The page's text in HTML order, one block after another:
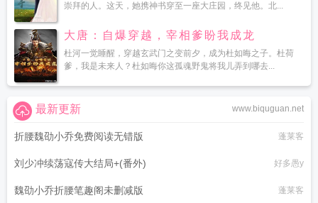
崇拜的人。这天，她携神书穿至一座大庄园，终见他。北...
大唐：自爆穿越，宰相爹盼我成龙
杜河一觉睡醒，穿越玄武门之变前夕，成为杜如晦之子。杜荷
爹，我是未来人？杜如晦你这孤魂野鬼将我儿弄到哪去...
www.biquguan.net
最新更新
折腰魏劭小乔免费阅读无错版 蓬莱客
刘少冲续荡寇传大结局+(番外) 好多愚y
魏劭小乔折腰笔趣阁未删减版 蓬莱客